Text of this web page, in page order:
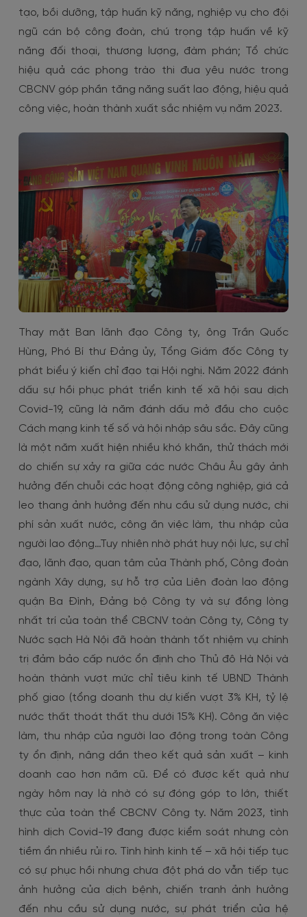
tạo, bồi dưỡng, tập huấn kỹ năng, nghiệp vụ cho đội
ngũ cán bộ công đoàn, chú trọng tập huấn về kỹ
năng đối thoại, thương lượng, đàm phán; Tổ chức
hiệu quả các phong trào thi đua yêu nước trong
CBCNV góp phần tăng năng suất lao động, hiệu quả
công việc, hoàn thành xuất sắc nhiệm vụ năm 2023.
Thay mặt Ban lãnh đạo Công ty, ông Trần Quốc
Hùng, Phó Bí thư Đảng ủy, Tổng Giám đốc Công ty
phát biểu ý kiến chỉ đạo tại Hội nghị. Năm 2022 đánh
dấu sự hồi phục phát triển kinh tế xã hội sau dịch
Covid-19, cũng là năm đánh dấu mở đầu cho cuộc
Cách mạng kinh tế số và hội nhập sâu sắc. Đây cũng
là một năm xuất hiện nhiều khó khăn, thử thách mới
do chiến sự xảy ra giữa các nước Châu Âu gây ảnh
hưởng đến chuỗi các hoạt động công nghiệp, giá cả
leo thang ảnh hưởng đến nhu cầu sử dụng nước, chi
phí sản xuất nước, công ăn việc làm, thu nhập của
người lao động…Tuy nhiên nhờ phát huy nội lực, sự chỉ
đạo, lãnh đạo, quan tâm của Thành phố, Công đoàn
ngành Xây dựng, sự hỗ trợ của Liên đoàn lao động
quận Ba Đình, Đảng bộ Công ty và sự đồng lòng
nhất trí của toàn thể CBCNV toàn Công ty, Công ty
Nước sạch Hà Nội đã hoàn thành tốt nhiệm vụ chính
trị đảm bảo cấp nước ổn định cho Thủ đô Hà Nội và
hoàn thành vượt mức chỉ tiêu kinh tế UBND Thành
phố giao (tổng doanh thu dự kiến vượt 3% KH, tỷ lệ
nước thất thoát thất thu dưới 15% KH). Công ăn việc
làm, thu nhập của người lao động trong toàn Công
ty ổn định, nâng dần theo kết quả sản xuất – kinh
doanh cao hơn năm cũ. Để có được kết quả như
ngày hôm nay là nhờ có sự đóng góp to lớn, thiết
thực của toàn thể CBCNV Công ty. Năm 2023, tình
hình dịch Covid-19 đang được kiểm soát nhưng còn
tiềm ẩn nhiều rủi ro. Tình hình kinh tế – xã hội tiếp tục
có sự phục hồi nhưng chưa đột phá do vẫn tiếp tục
ảnh hưởng của dịch bệnh, chiến tranh ảnh hưởng
đến nhu cầu sử dụng nước, sự phát triển của hệ